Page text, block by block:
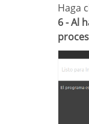
Haga
6 - Al hacer clic en “Adelante” comenzará el